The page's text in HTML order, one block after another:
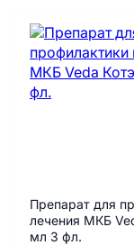
Препарат для
лечения МКБ
мл 3 фл.